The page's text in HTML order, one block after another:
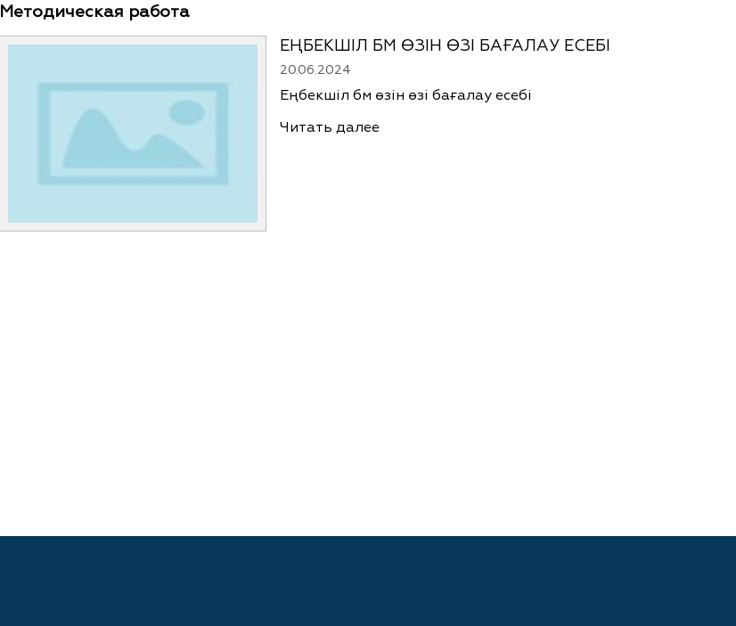
Методическая работа
ЕҢБЕКШІЛ БМ ӨЗІН ӨЗІ БАҒАЛАУ ЕСЕБІ
20.06.2024
Еңбекшіл бм өзін өзі бағалау есебі
Читать далее